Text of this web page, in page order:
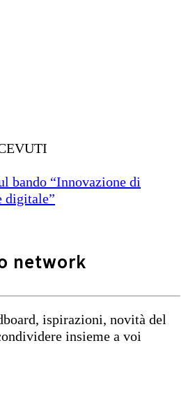
bando “Innovazione di
digitale”
network
ispirazioni, novità del
insieme a voi